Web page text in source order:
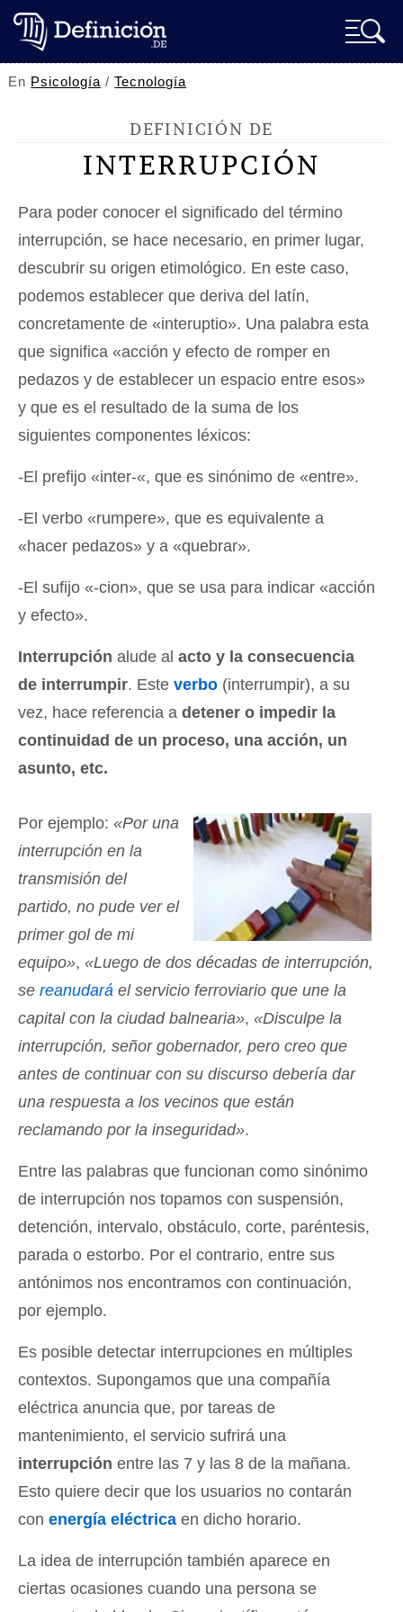
En Psicología /Tecnología
DEFINICIÓN DE
INTERRUPCIÓN
Para poder conocer el significado del término
interrupción, se hace necesario, en primer lugar,
descubrir su origen etimológico. En este caso,
podemos establecer que deriva del latín,
concretamente de «interuptio». Una palabra esta
que significa «acción y efecto de romper en
pedazos y de establecer un espacio entre esos»
y que es el resultado de la suma de los
siguientes componentes léxicos:
-El prefijo «inter-«, que es sinónimo de «entre».
-El verbo «rumpere», que es equivalente a
«hacer pedazos» y a «quebrar».
-El sufijo «-cion», que se usa para indicar «acción
y efecto».
Interrupción alude al acto y la consecuencia
de interrumpir. Este verbo (interrumpir), a su
vez, hace referencia a detener o impedir la
continuidad de un proceso, una acción, un
asunto, etc.
Por ejemplo: «Por una
interrupción en la
transmisión del
partido, no pude ver el
primer gol de mi
equipo», «Luego de dos décadas de interrupción,
se reanudará el servicio ferroviario que une la
capital con la ciudad balnearia», «Disculpe la
interrupción, señor gobernador, pero creo que
antes de continuar con su discurso debería dar
una respuesta a los vecinos que están
reclamando por la inseguridad».
Entre las palabras que funcionan como sinónimo
de interrupción nos topamos con suspensión,
detención, intervalo, obstáculo, corte, paréntesis,
parada o estorbo. Por el contrario, entre sus
antónimos nos encontramos con continuación,
por ejemplo.
Es posible detectar interrupciones en múltiples
contextos. Supongamos que una compañía
eléctrica anuncia que, por tareas de
mantenimiento, el servicio sufrirá una
interrupción entre las 7 y las 8 de la mañana.
Esto quiere decir que los usuarios no contarán
con energía eléctrica en dicho horario.
La idea de interrupción también aparece en
ciertas ocasiones cuando una persona se